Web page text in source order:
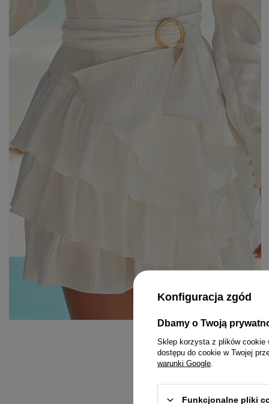
Konfiguracja zgód
Dbamy o Twoją
Sklep korzysta z plików cookie
dostępu do cookie w Twojej
warunki Google
Funkcjonalne pliki